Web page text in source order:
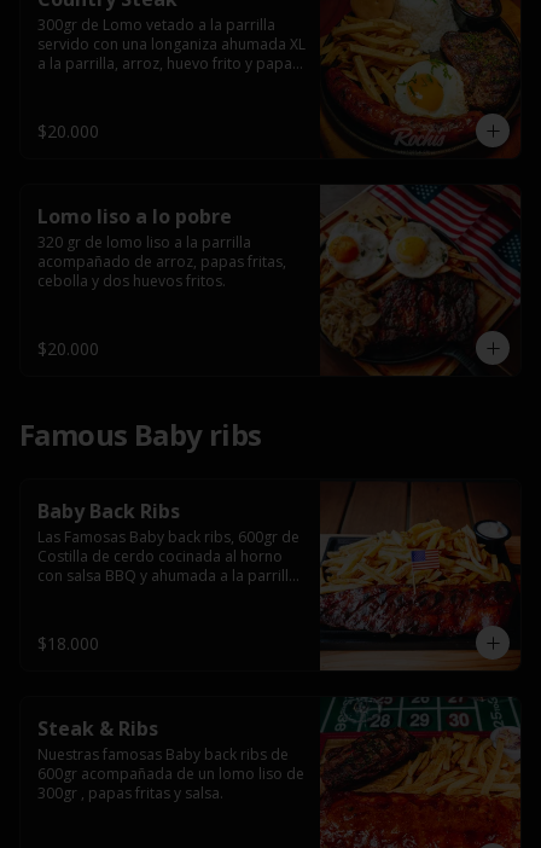
300gr de Lomo vetado a la parrilla
servido con una longaniza ahumada XL
a la parrilla, arroz, huevo frito y papas
$20.000
Lomo liso a lo pobre
320 gr de lomo liso a la parrilla
acompañado de arroz, papas fritas,
cebolla y dos huevos fritos.
$20.000
Famous Baby ribs
Baby Back Ribs
Las Famosas Baby back ribs, 600gr de
Costilla de cerdo cocinada al horno
con salsa BBQ y ahumada a la parrilla
$18.000
Steak & Ribs
Nuestras famosas Baby back ribs de
600gr acompañada de un lomo liso de
300gr , papas fritas y salsa.